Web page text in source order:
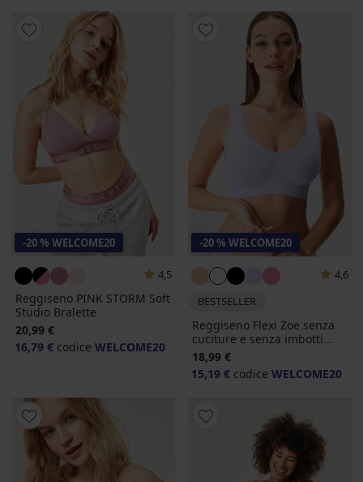
-20 % WELCOME20
4,5
Reggiseno PINK STORM Soft
Studio Bralette
20,99 €
16,79 € codice WELCOME20
-20 % WELCOME20
4,6
BESTSELLER
Reggiseno Flexi Zoe senza
cuciture e senza imbotti...
18,99 €
15,19 € codice WELCOME20